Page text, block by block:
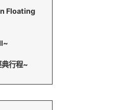
Floating
行程~